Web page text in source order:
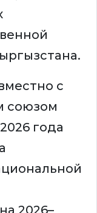
с
союзом
года